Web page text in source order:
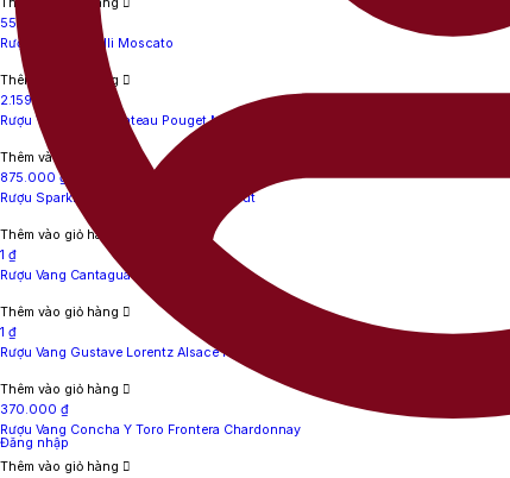
Đăng nhập
Thêm vào giỏ hàng
550.000
Rượu Vang Donelli Moscato
Thêm vào giỏ hàng
2.159.000
Rượu Vang Pháp Chateau Pouget Margaux
Thêm vào giỏ hàng
875.000₫
Rượu Sparkling Sensi 18K Prosecco Brut
Thêm vào giỏ hàng
1 ₫
Rượu Vang Cantagua Carmenere
Thêm vào giỏ hàng
1 ₫
Rượu Vang Gustave Lorentz Alsace Riesling Evidence
Thêm vào giỏ hàng
370.000 ₫
Rượu Vang Concha Y Toro Frontera Chardonnay
Thêm vào giỏ hàng